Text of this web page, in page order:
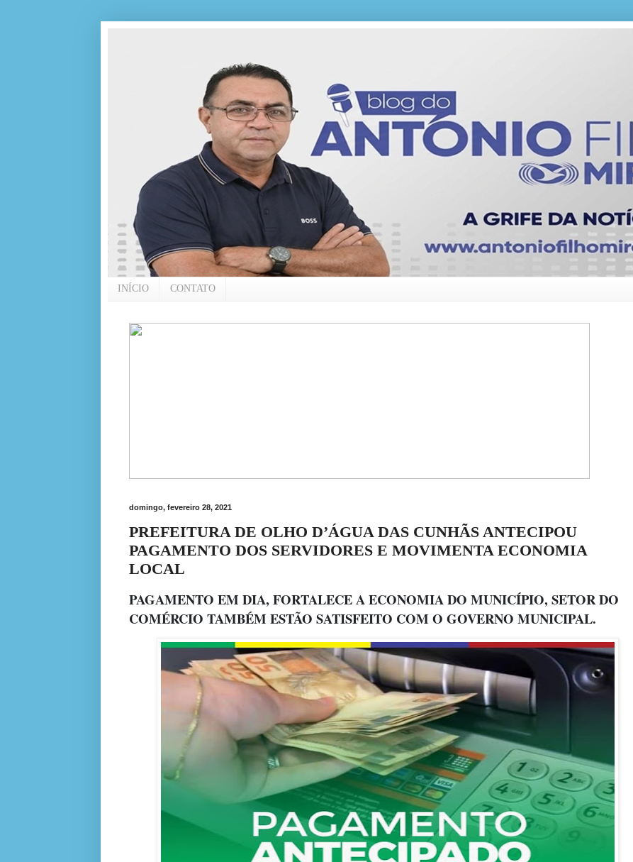
INÍCIO CONTATO
domingo, fevereiro 28, 2021
PREFEITURA DE OLHO D’ÁGUA DAS CUNHÃS ANTECIPOU
PAGAMENTO DOS SERVIDORES E MOVIMENTA ECONOMIA
LOCAL
PAGAMENTO EM DIA, FORTALECE A ECONOMIA DO MUNICÍPIO, SETOR DO
COMÉRCIO TAMBÉM ESTÃO SATISFEITO COM O GOVERNO MUNICIPAL.